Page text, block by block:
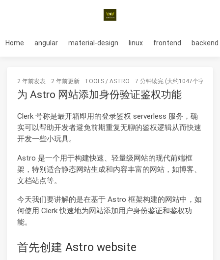
Home angular material-design linux frontend backend
2 年前发表 2 年前更新 TOOLS / ASTRO 7 分钟读完 (大约1047个字)
为 Astro 网站添加身份验证鉴权功能
Clerk 号称是最开箱即用的登录鉴权 serverless 服务，确
实可以帮助开发者避免前期重复无聊的鉴权逻辑从而快速
开发一些小玩具。
Astro 是一个用于构建快速、轻量级网站的现代前端框
架，特别适合静态网站生成和内容丰富的网站，如博客、
文档站点等。
今天我们要讲解的是在基于 Astro 框架构建的网站中，如
何使用 Clerk 快速地为网站添加用户身份鉴证和鉴权功
能。
首先创建 Astro website